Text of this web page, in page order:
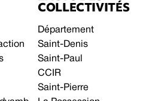
COLLECTIVITÉS
Département
Saint-Denis
Saint-Paul
CCIR
Saint-Pierre